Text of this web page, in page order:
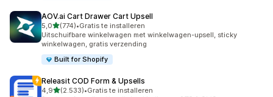
AOV.ai Cart Drawer Cart Upsell
5,0van 5 sterren
(774)
774 recensies in totaal
•Gratis te installeren
Uitschuifbare winkelwagen met winkelwagen-upsell, sticky
winkelwagen, gratis verzending
Built for Shopify
Releasit COD Form & Upsells
4,9van 5 sterren
(2.533)
2533 recensies in totaal
•Gratis te installeren